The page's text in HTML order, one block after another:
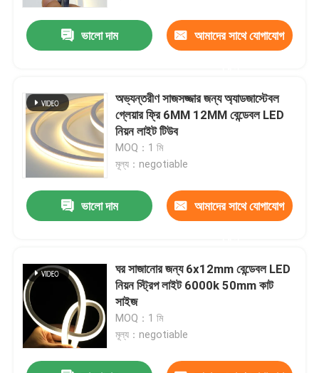
ভালো দাম আমাদের সাথে যোগাযোগ
অভ্যন্তরীণ সাজসজ্জার জন্য অ্যাডজাস্টেবল
গ্লেয়ার ফ্রি 6MM 12MM বেন্ডেবল LED
নিয়ন লাইট টিউব
MOQ：1 মি
মূল্য：negotiable
ভালো দাম আমাদের সাথে যোগাযোগ
ঘর সাজানোর জন্য 6x12mm বেন্ডেবল LED
নিয়ন স্ট্রিপ লাইট 6000k 50mm কাট
সাইজ
MOQ：1 মি
মূল্য：negotiable